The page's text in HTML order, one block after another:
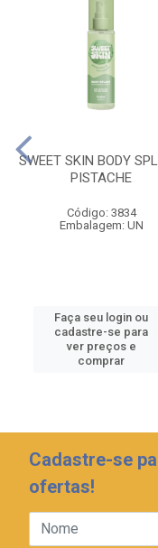
SWEET SKIN BODY
PISTACHE
Código: 3834
Embalagem: UN
Faça seu login ou
cadastre-se para
ver preços e
comprar
Cadastre-se
ofertas!